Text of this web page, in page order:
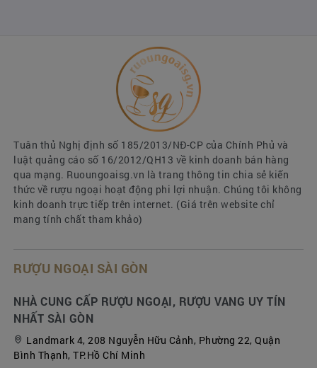
– nơi rượu, văn hóa và thời trang giao
thoa thành một tác phẩm sưu tầm thực thụ.
Tuân thủ Nghị định số 185/2013/NĐ-CP của Chính Phủ và
luật quảng cáo số 16/2012/QH13 về kinh doanh bán hàng
qua mạng. Ruoungoaisg.vn là trang thông tin chia sẻ kiến
thức về rượu ngoại hoạt động phi lợi nhuận. Chúng tôi không
kinh doanh trực tiếp trên internet. (Giá trên website chỉ
mang tính chất tham khảo)
RƯỢU NGOẠI SÀI GÒN
NHÀ CUNG CẤP RƯỢU NGOẠI, RƯỢU VANG UY TÍN
NHẤT SÀI GÒN
Landmark 4, 208 Nguyễn Hữu Cảnh, Phường 22, Quận
Bình Thạnh, TP.Hồ Chí Minh